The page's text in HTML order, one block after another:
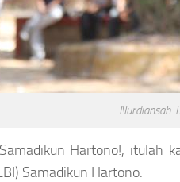
Nurdiansah:
Hartono!, itulah
Samadikun Hartono.